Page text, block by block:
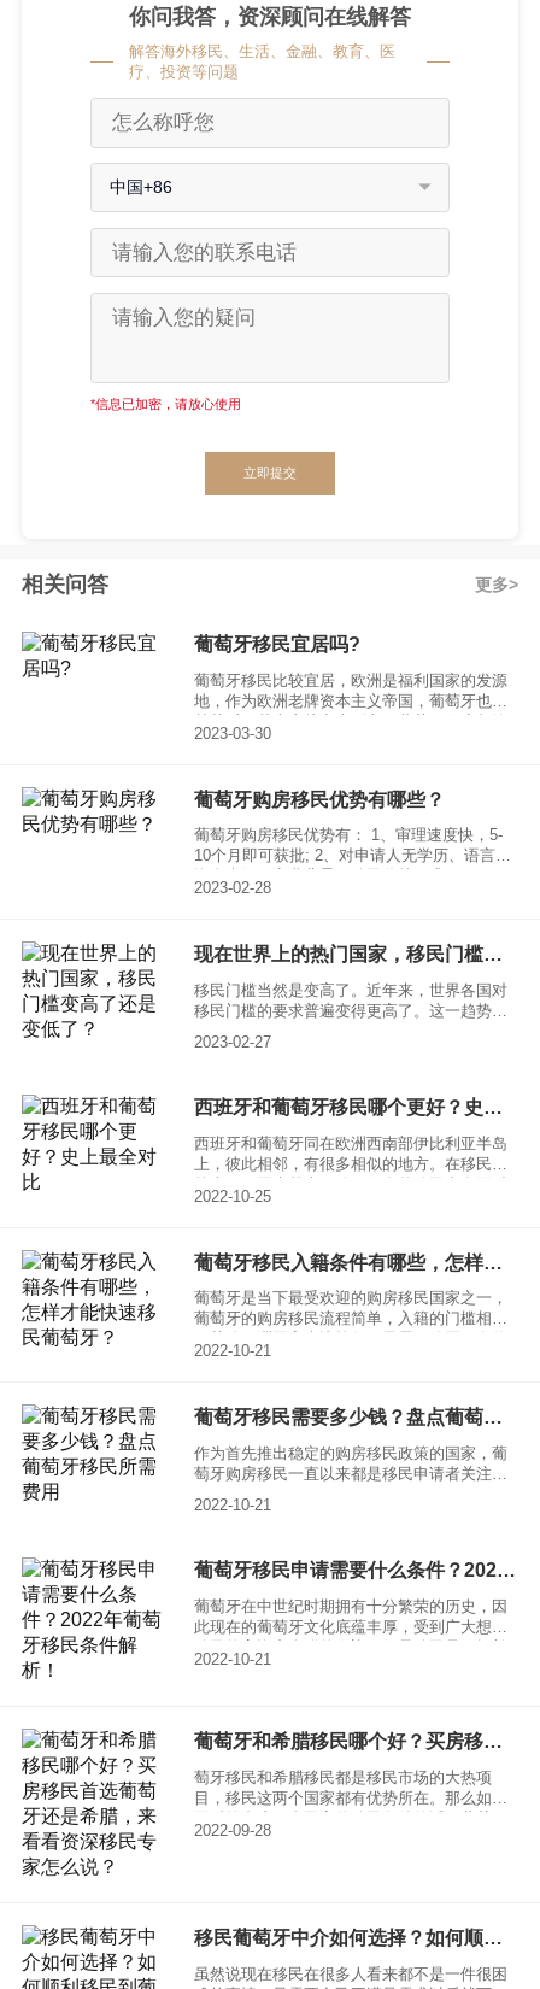
你问我答，资深顾问在线解答
解答海外移民、生活、金融、教育、医
疗、投资等问题
中国+86
*信息已加密，请放心使用
立即提交
相关问答 更多
葡萄牙移民宜居吗?
葡萄牙移民比较宜居，欧洲是福利国家的发源
地，作为欧洲老牌资本主义帝国，葡萄牙也不
你兜底了。MIPEX（移居融合政策指数）2021
排名第二。
2023-03-30
葡萄牙购房移民优势有哪些？
葡萄牙购房移民优势有： 1、审理速度快，5-
10个月即可获批; 2、对申请人无学历、语言、
2023-02-28
现在世界上的热门国家，移民门槛变高了还是变低了？
移民门槛当然是变高了。近年来，世界各国对
移民门槛的要求普遍变得更高了。这一趋势是
全问题，加强了对移民政策的监管和管理。
2023-02-27
西班牙和葡萄牙移民哪个更好？史上最全对比
西班牙和葡萄牙同在欧洲西南部伊比利亚半岛
上，彼此相邻，有很多相似的地方。在移民政
这两个国家时难免会想西班牙和葡萄牙移民哪
2022-10-25
葡萄牙移民入籍条件有哪些，怎样才能快速移民葡萄牙？
葡萄牙是当下最受欢迎的购房移民国家之一，
葡萄牙的购房移民流程简单，入籍的门槛相对
值不低于50万欧元的房产即可，可以快速获得
一时间备受海外投资者的青睐。而且葡萄牙的
房地产市场增长稳定，作为海外投资的地点，
葡萄牙也能脱颖而出。那么葡萄牙移民入籍条
件具体有哪些呢？
2022-10-21
葡萄牙移民需要多少钱？盘点葡萄牙移民所需费用
作为首先推出稳定的购房移民政策的国家，葡
萄牙购房移民一直以来都是移民申请者关注的
移民大军迅速涌入葡萄牙，其中尤以中国移民
牙移民的费用明细吗?葡萄牙移民到底有哪些费
用呢?申请购房移民，除了必要的房产投资费用
之外，还包括一些其他类型的收费。下面和小
编一起来看看葡萄牙移民办理费用有哪些吧。
2022-10-21
葡萄牙移民申请需要什么条件？2022年葡萄牙移民条件解析！
葡萄牙在中世纪时期拥有十分繁荣的历史，因
此现在的葡萄牙文化底蕴丰厚，受到广大想要
久的战斗，尤其是近些年来新冠肆虐，许多国
牙移民条件解析！
2022-10-21
葡萄牙和希腊移民哪个好？买房移民首选葡萄牙还是希腊，来看看资深移民专家怎么说？
萄牙移民和希腊移民都是移民市场的大热项
目，移民这两个国家都有优势所在。那么如果
移民和希腊移民哪个好？买房移民首选葡萄牙
2022-09-28
移民葡萄牙中介如何选择？如何顺利移民到葡萄牙呢？
虽然说现在移民在很多人看来都不是一件很困